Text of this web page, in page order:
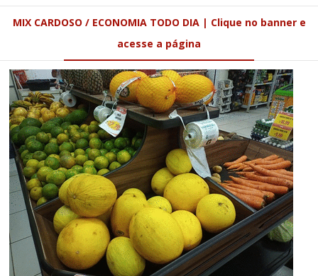
MIX CARDOSO / ECONOMIA TODO DIA | Clique no banner e
acesse a página